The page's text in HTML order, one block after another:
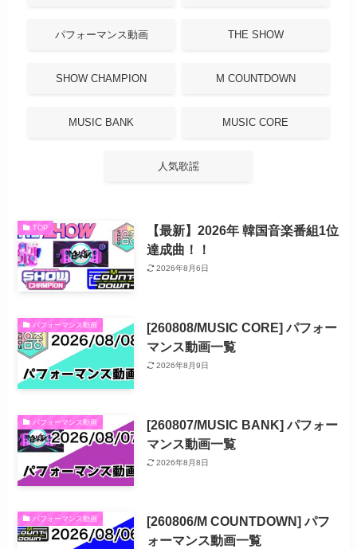
パフォーマンス動画 THE SHOW
SHOW CHAMPION M COUNTDOWN
MUSIC BANK MUSIC CORE
人気歌謡
TOP
【最新】2026年 韓国音楽番組1位
達成曲！！
2026年8月6日
パフォーマンス動画
[260808/MUSIC CORE] パフォー
マンス動画一覧
2026年8月9日
パフォーマンス動画
[260807/MUSIC BANK] パフォー
マンス動画一覧
2026年8月8日
パフォーマンス動画
[260806/M COUNTDOWN] パフ
ォーマンス動画一覧